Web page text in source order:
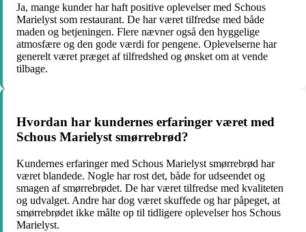
Ja, mange kunder har haft positive oplevelser med Schous
Marielyst som restaurant. De har været tilfredse med både
maden og betjeningen. Flere nævner også den hyggelige
atmosfære og den gode værdi for pengene. Oplevelserne har
generelt været præget af tilfredshed og ønsket om at vende
tilbage.
Hvordan har kundernes erfaringer været med
Schous Marielyst smørrebrød?
Kundernes erfaringer med Schous Marielyst smørrebrød har
været blandede. Nogle har rost det, både for udseendet og
smagen af smørrebrødet. De har været tilfredse med kvaliteten
og udvalget. Andre har dog været skuffede og har påpeget, at
smørrebrødet ikke målte op til tidligere oplevelser hos Schous
Marielyst.